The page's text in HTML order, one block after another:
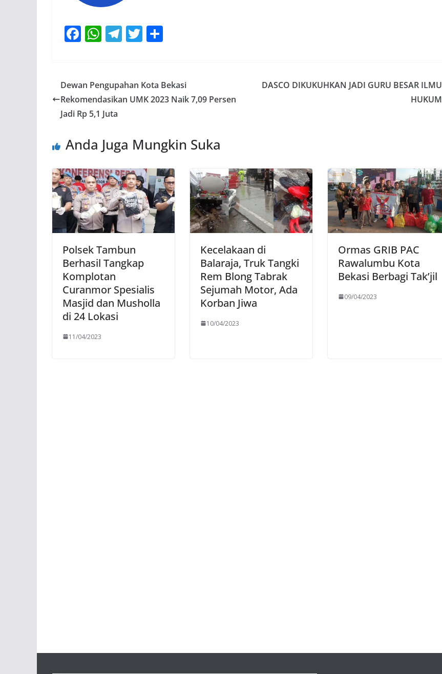
F
b
o
o
W
s
A
p
T
gr
a
T
er e
Dewan Pengupahan Kota Bekasi
Rekomendasikan UMK 2023 Naik 7,09 Persen
Jadi Rp 5,1 Juta
DASCO DIKUKUHKAN JADI GURU BESAR ILMU
HUKUM
Anda Juga Mungkin Suka
Polsek Tambun
Berhasil Tangkap
Komplotan
Curanmor Spesialis
Masjid dan Musholla
di 24 Lokasi
11/04/2023
Kecelakaan di
Balaraja, Truk Tangki
Rem Blong Tabrak
Sejumah Motor, Ada
Korban Jiwa
10/04/2023
Ormas GRIB PAC
Rawalumbu Kota
Bekasi Berbagi Tak’jil
09/04/2023